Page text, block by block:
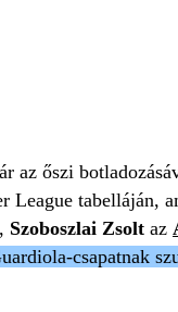
őszi
League tabelláján,
Szoboszlai Zsolt az
csapatnak